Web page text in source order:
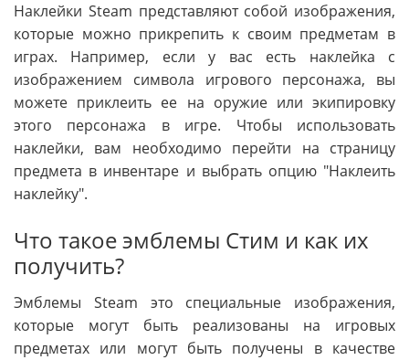
Наклейки Steam представляют собой изображения,
которые можно прикрепить к своим предметам в
играх. Например, если у вас есть наклейка с
изображением символа игрового персонажа, вы
можете приклеить ее на оружие или экипировку
этого персонажа в игре. Чтобы использовать
наклейки, вам необходимо перейти на страницу
предмета в инвентаре и выбрать опцию "Наклеить
наклейку".
Что такое эмблемы Стим и как их
получить?
Эмблемы Steam это специальные изображения,
которые могут быть реализованы на игровых
предметах или могут быть получены в качестве